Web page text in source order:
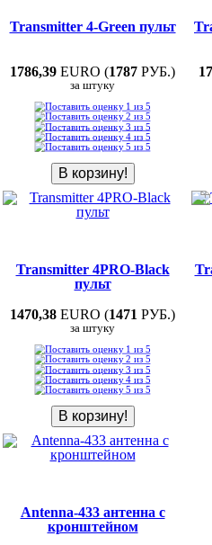
Transmitter 4-Green пульт
1786,39 EURO (1787 РУБ.)
за штуку
Transmitter 4PRO-Black
пульт
1470,38 EURO (1471 РУБ.)
за штуку
Antenna-433 антенна с
кронштейном